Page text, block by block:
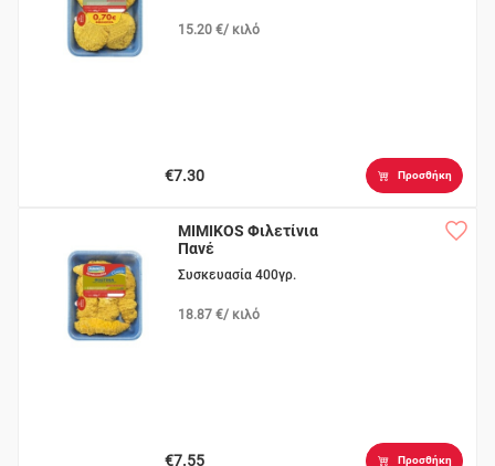
15.20 €/ κιλό
€7.30 Προσθήκη
MIMIKOS Φιλετίνια
Πανέ
Συσκευασία 400γρ.
18.87 €/ κιλό
€7.55 Προσθήκη